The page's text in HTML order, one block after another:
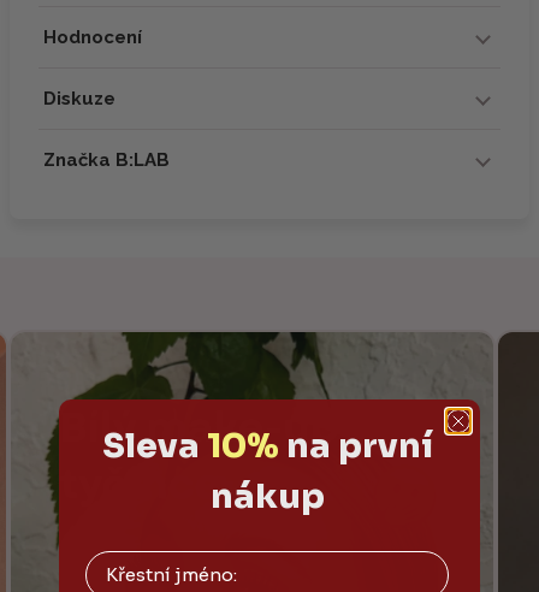
Hodnocení
Diskuze
Značka B:LAB
Sleva 10% na první
nákup